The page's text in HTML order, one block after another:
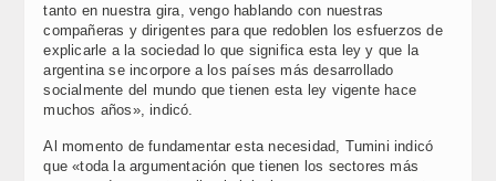
tanto en nuestra gira, vengo hablando con nuestras
compañeras y dirigentes para que redoblen los esfuerzos de
explicarle a la sociedad lo que significa esta ley y que la
argentina se incorpore a los países más desarrollado
socialmente del mundo que tienen esta ley vigente hace
muchos años», indicó.
Al momento de fundamentar esta necesidad, Tumini indicó
que «toda la argumentación que tienen los sectores más